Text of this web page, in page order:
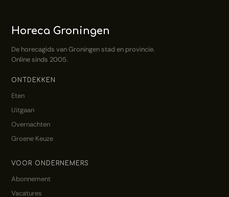
Horeca Groningen
De horecagids van Groningen stad en provincie.
Online sinds 2005.
ONTDEKKEN
Eten
Uitgaan
Overnachten
Groene Keuze
VOOR ONDERNEMERS
Abonnement
Vacatures